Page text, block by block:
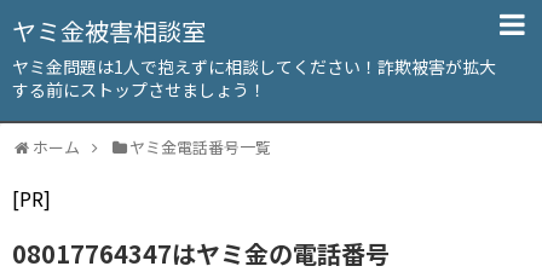
ヤミ金被害相談室
ヤミ金問題は1人で抱えずに相談してください！詐欺被害が拡大
する前にストップさせましょう！
ホーム ヤミ金電話番号一覧
[PR]
08017764347はヤミ金の電話番号